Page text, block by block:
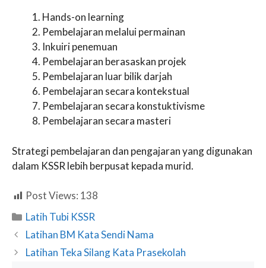
Hands-on learning
Pembelajaran melalui permainan
Inkuiri penemuan
Pembelajaran berasaskan projek
Pembelajaran luar bilik darjah
Pembelajaran secara kontekstual
Pembelajaran secara konstuktivisme
Pembelajaran secara masteri
Strategi pembelajaran dan pengajaran yang digunakan
dalam KSSR lebih berpusat kepada murid.
Post Views: 138
Categories
Latih Tubi KSSR
Latihan BM Kata Sendi Nama
Latihan Teka Silang Kata Prasekolah